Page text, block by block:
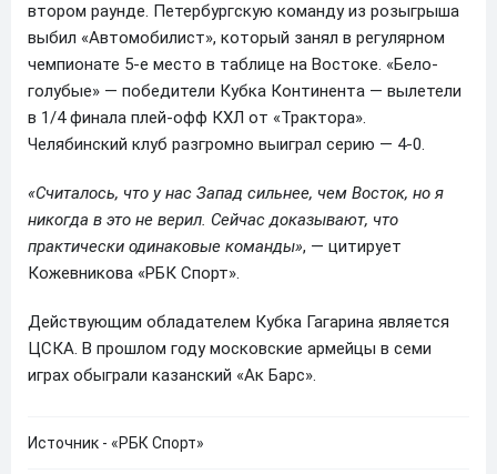
втором раунде. Петербургскую команду из розыгрыша
выбил «Автомобилист», который занял в регулярном
чемпионате 5-е место в таблице на Востоке. «Бело-
голубые» — победители Кубка Континента — вылетели
в 1/4 финала плей-офф КХЛ от «Трактора».
Челябинский клуб разгромно выиграл серию — 4-0.
«Считалось, что у нас Запад сильнее, чем Восток, но я
никогда в это не верил. Сейчас доказывают, что
практически одинаковые команды», — цитирует
Кожевникова «РБК Спорт».
Действующим обладателем Кубка Гагарина является
ЦСКА. В прошлом году московские армейцы в семи
играх обыграли казанский «Ак Барс».
Источник - «РБК Спорт»